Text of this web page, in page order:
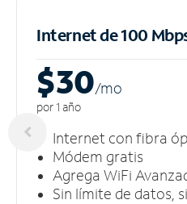
Internet de 100
$30/mo
por 1 año
Internet con fibra
Módem gratis
Agrega WiFi
Sin límite de datos,